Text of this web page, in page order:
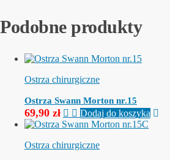
Podobne produkty
Ostrza chirurgiczne
Ostrza Swann Morton nr.15
69,90 zł Dodaj do koszyka
Ostrza chirurgiczne